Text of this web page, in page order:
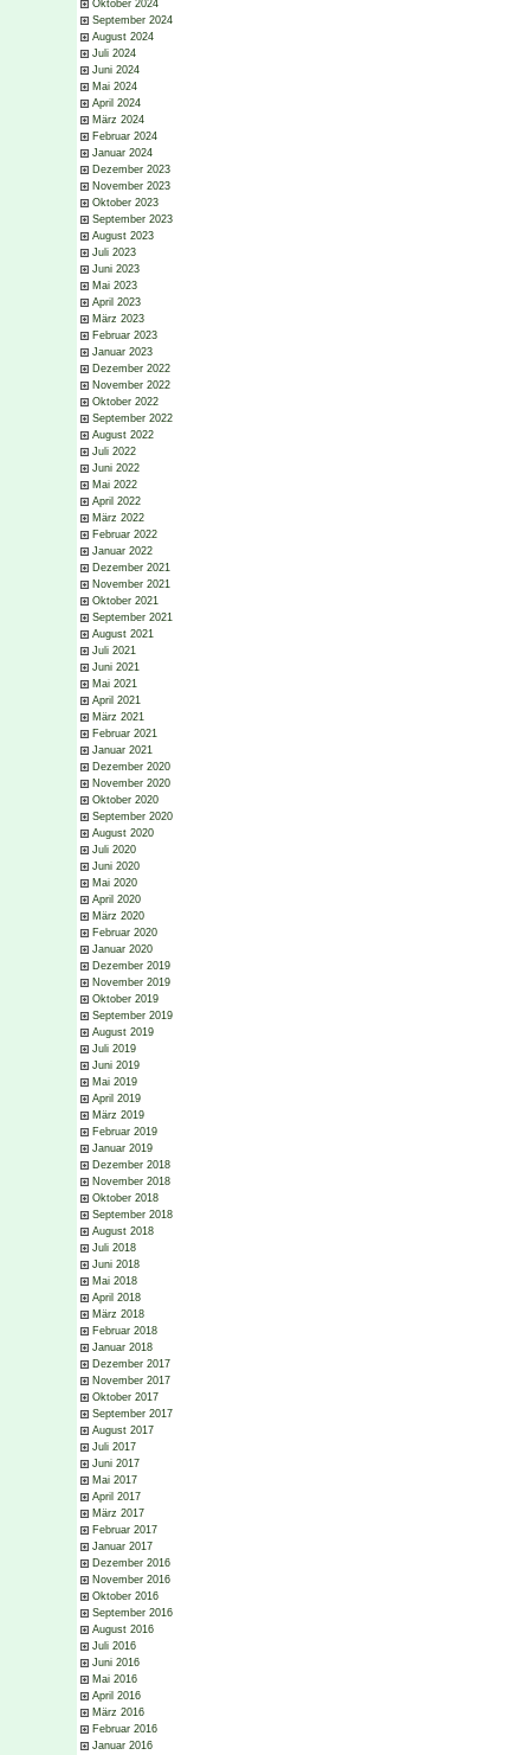
Oktober 2024
September 2024
August 2024
Juli 2024
Juni 2024
Mai 2024
April 2024
März 2024
Februar 2024
Januar 2024
Dezember 2023
November 2023
Oktober 2023
September 2023
August 2023
Juli 2023
Juni 2023
Mai 2023
April 2023
März 2023
Februar 2023
Januar 2023
Dezember 2022
November 2022
Oktober 2022
September 2022
August 2022
Juli 2022
Juni 2022
Mai 2022
April 2022
März 2022
Februar 2022
Januar 2022
Dezember 2021
November 2021
Oktober 2021
September 2021
August 2021
Juli 2021
Juni 2021
Mai 2021
April 2021
März 2021
Februar 2021
Januar 2021
Dezember 2020
November 2020
Oktober 2020
September 2020
August 2020
Juli 2020
Juni 2020
Mai 2020
April 2020
März 2020
Februar 2020
Januar 2020
Dezember 2019
November 2019
Oktober 2019
September 2019
August 2019
Juli 2019
Juni 2019
Mai 2019
April 2019
März 2019
Februar 2019
Januar 2019
Dezember 2018
November 2018
Oktober 2018
September 2018
August 2018
Juli 2018
Juni 2018
Mai 2018
April 2018
März 2018
Februar 2018
Januar 2018
Dezember 2017
November 2017
Oktober 2017
September 2017
August 2017
Juli 2017
Juni 2017
Mai 2017
April 2017
März 2017
Februar 2017
Januar 2017
Dezember 2016
November 2016
Oktober 2016
September 2016
August 2016
Juli 2016
Juni 2016
Mai 2016
April 2016
März 2016
Februar 2016
Januar 2016